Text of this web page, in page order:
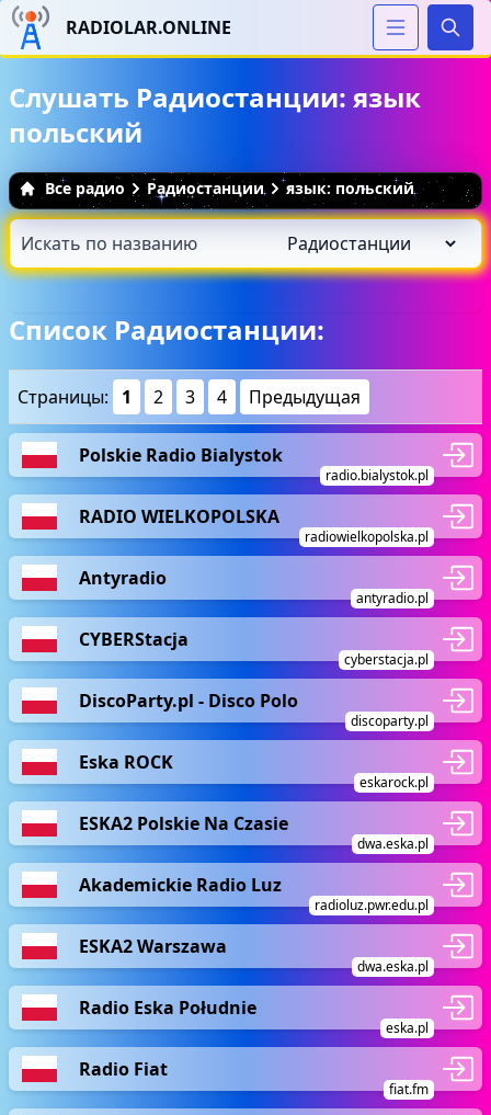
RADIOLAR.ONLINE
Слушать Радиостанции: язык
польский
Все радио Радиостанции язык: польский
Список Радиостанции:
Страницы: 1 2 3 4 Предыдущая
Polskie Radio Bialystok
radio.bialystok.pl
RADIO WIELKOPOLSKA
radiowielkopolska.pl
Antyradio
antyradio.pl
CYBERStacja
cyberstacja.pl
DiscoParty.pl - Disco Polo
discoparty.pl
Eska ROCK
eskarock.pl
ESKA2 Polskie Na Czasie
dwa.eska.pl
Akademickie Radio Luz
radioluz.pwr.edu.pl
ESKA2 Warszawa
dwa.eska.pl
Radio Eska Południe
eska.pl
Radio Fiat
fiat.fm